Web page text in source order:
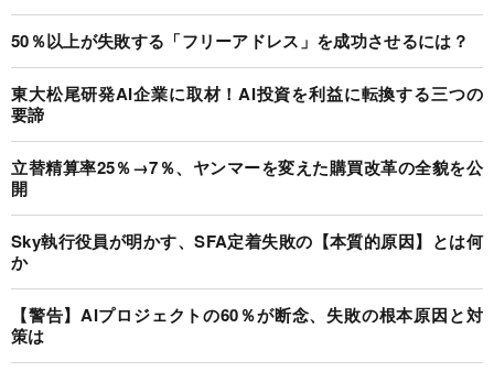
50％以上が失敗する「フリーアドレス」を成功させるには？
東大松尾研発AI企業に取材！AI投資を利益に転換する三つの
要諦
立替精算率25％→7％、ヤンマーを変えた購買改革の全貌を公
開
Sky執行役員が明かす、SFA定着失敗の【本質的原因】とは何
か
【警告】AIプロジェクトの60％が断念、失敗の根本原因と対
策は